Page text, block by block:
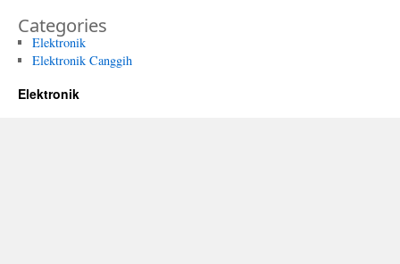
Categories
Elektronik
Elektronik Canggih
Elektronik